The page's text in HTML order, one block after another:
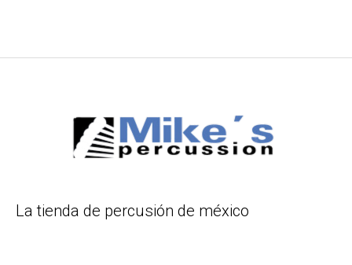
La tienda de percusión de méxico